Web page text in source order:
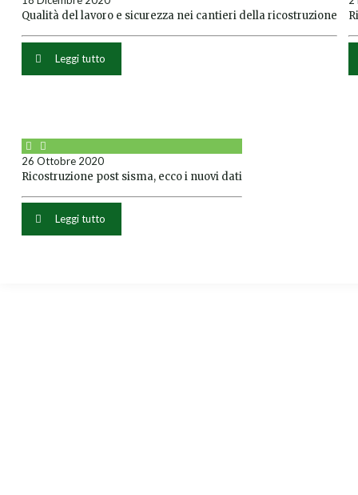
Qualità del lavoro e sicurezza nei cantieri della ricostruzione
Leggi tutto
26 Ottobre 2020
Ricostruzione post sisma, ecco i nuovi dati
Leggi tutto